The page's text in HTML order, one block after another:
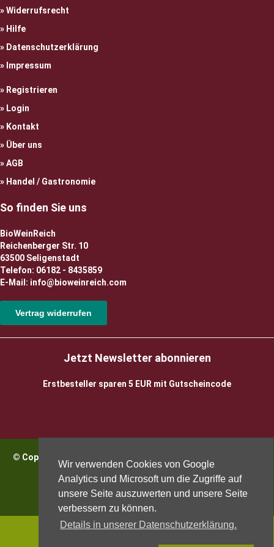
Wir verwenden Cookies von Google
Analytics und Microsoft um die Zugriffe auf
unsere Seite auszuwerten und unsere Seite
verbessern zu können.
Details in unserer Datenschutzerklärung.
Widerrufsrecht
Hilfe
Datenschutzerklärung
Impressum
Registrieren
Login
Kontakt
Über uns
AGB
Handel / Gastronomie
So finden Sie uns
BioWeinReich
Reichenberger Str. 10
63500 Seligenstadt
Telefon: 06182 - 8435859
E-Mail: info@bioweinreich.com
Vertrag widerrufen
Jetzt Newsletter abonnieren
Erstbesteller sparen 5 EUR mit Gutscheincode
© Copyright 2026 BioWeinReich. Alle Rechte vorbehalten |
Impressum